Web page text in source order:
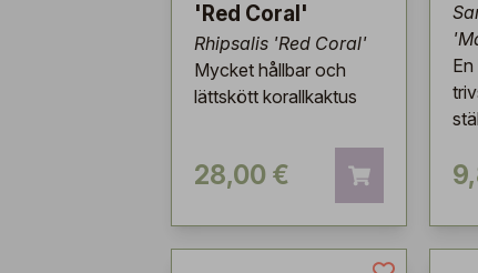
'Red Coral'
Rhipsalis 'Red Coral'
Mycket hållbar och
lättskött korallkaktus
28,00 €